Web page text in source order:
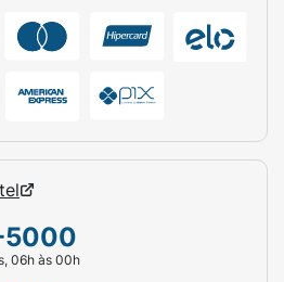
Decyl Alcohol
40800 (Corante Laranja
5000
06h às 00h